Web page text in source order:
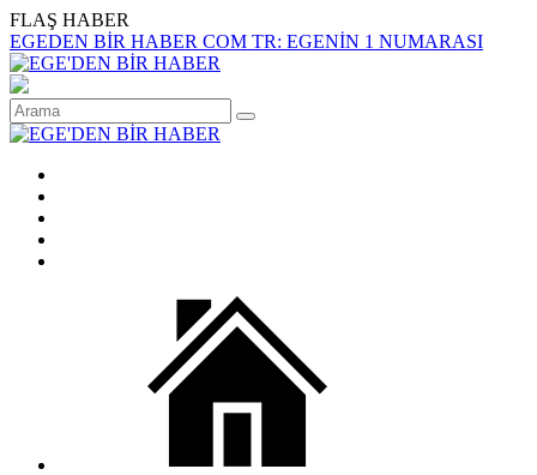
FLAŞ HABER
EGEDEN BİR HABER COM TR: EGENİN 1 NUMARASI